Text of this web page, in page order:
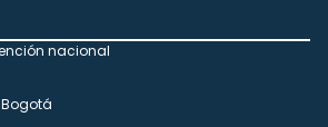
nacional